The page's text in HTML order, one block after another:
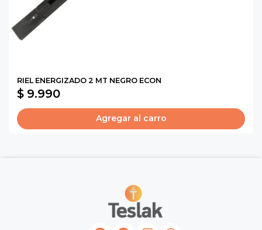
RIEL ENERGIZADO 2 MT NEGRO ECON
$ 9.990
Agregar al carro